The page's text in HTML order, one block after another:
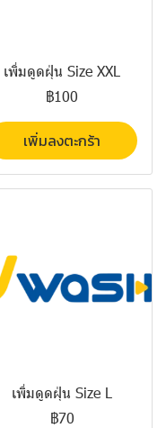
เพิ่มดูดฝุ่น Size XXL
฿100
เพิ่มลงตะกร้า
เพิ่มดูดฝุ่น Size L
฿70